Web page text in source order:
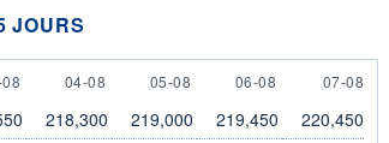
JOURS
4 AUGUST
04-08 5 AUGUST
05-08 6 AUGUST
06-08 7 AUGUST
07-08
218,300 219,000 219,450 220,450